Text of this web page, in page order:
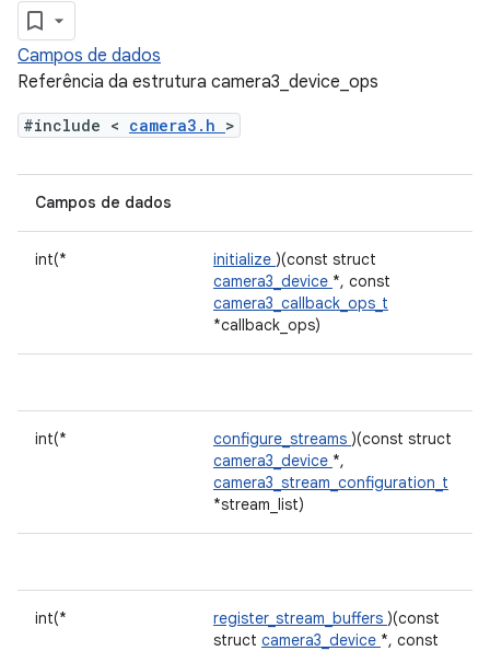
Campos de dados
Referência da estrutura camera3_device_ops
#include < camera3.h >
Campos de dados
int(* initialize )(const struct
camera3_device *, const
camera3_callback_ops_t
*callback_ops)
int(* configure_streams )(const struct
camera3_device *,
camera3_stream_configuration_t
*stream_list)
int(* register_stream_buffers )(const
struct camera3_device *, const